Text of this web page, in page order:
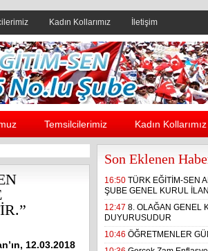
Kadın Kollarımız İletişim
Temsilcilerimiz Kadın Kollarımız
12.03.2018
Son Eklenen
16:50 TÜRK EĞİTİM-SEN
ŞUBE GENEL KURUL İLANI
12:47 8. OLAĞAN GENEL
DUYURUSUDUR
10:46 ÖĞRETMENLER